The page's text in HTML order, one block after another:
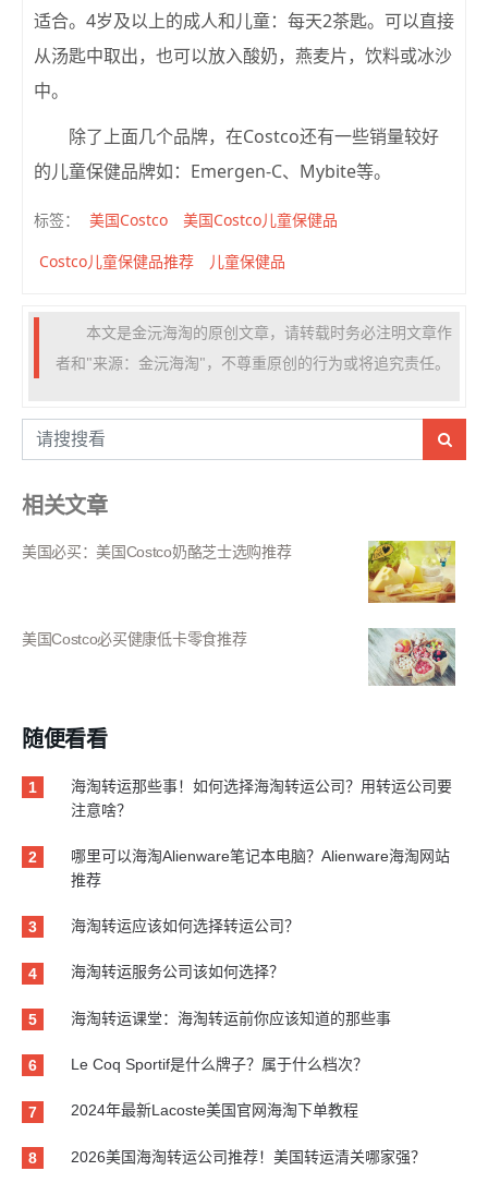
适合。4岁及以上的成人和儿童：每天2茶匙。可以直接
从汤匙中取出，也可以放入酸奶，燕麦片，饮料或冰沙
中。
除了上面几个品牌，在Costco还有一些销量较好
的儿童保健品牌如：Emergen-C、Mybite等。
标签： 美国Costco
美国Costco儿童保健品
Costco儿童保健品推荐
儿童保健品
本文是金沅海淘的原创文章，请转载时务必注明文章作
者和"来源：金沅海淘"，不尊重原创的行为或将追究责任。
相关文章
美国必买：美国Costco奶酪芝士选购推荐
美国Costco必买健康低卡零食推荐
随便看看
1
海淘转运那些事！如何选择海淘转运公司？用转运公司要
注意啥？
2
哪里可以海淘Alienware笔记本电脑？Alienware海淘网站
推荐
3 海淘转运应该如何选择转运公司？
4 海淘转运服务公司该如何选择？
5 海淘转运课堂：海淘转运前你应该知道的那些事
6 Le Coq Sportif是什么牌子？属于什么档次？
7 2024年最新Lacoste美国官网海淘下单教程
8 2026美国海淘转运公司推荐！美国转运清关哪家强？